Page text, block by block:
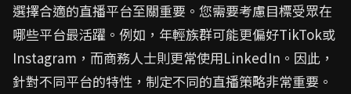
選擇合適的直播平台至關重要。您需要考慮目標受眾在
哪些平台最活躍。例如，年輕族群可能更偏好TikTok或
Instagram，而商務人士則更常使用LinkedIn。因此，
針對不同平台的特性，制定不同的直播策略非常重要。